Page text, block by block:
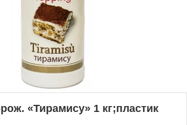
«Тирамису» 1 кг;пластик